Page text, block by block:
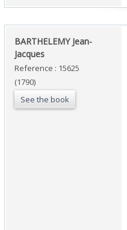
‎BARTHELEMY Jean-
Jacques‎
Reference : 15625
(1790)
See the book